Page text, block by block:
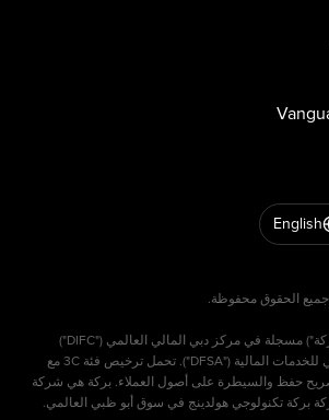
English
بركة المالية المحدودة ("بركة") مسجلة في مركز دبي المالي العالمي ("DIFC")
وتخضع لإشراف سلطة دبي للخدمات المالية ("DFSA"). تحمل ترخيص فئة 3C مع
حفظ والسيطرة على أصول العملاء. بركة هي شركة